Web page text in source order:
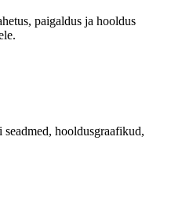
paigaldus ja hooldus
seadmed, hooldusgraafikud,